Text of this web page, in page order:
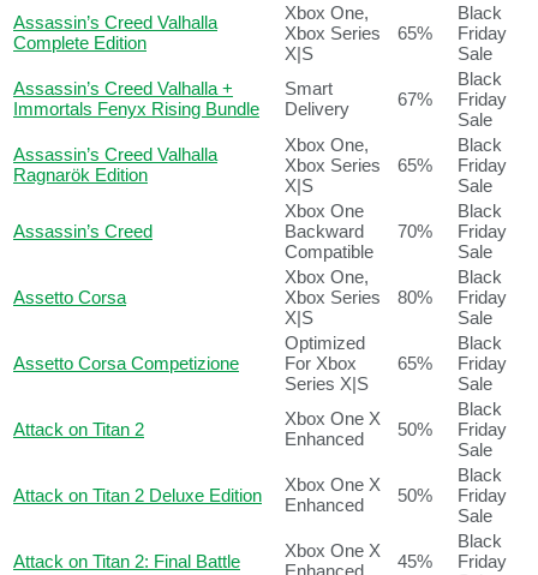
Assassin’s Creed Valhalla
Complete Edition
Xbox One,
Xbox Series
X|S
65%
Black
Friday
Sale
Assassin’s Creed Valhalla +
Immortals Fenyx Rising Bundle
Smart
Delivery
67%
Black
Friday
Sale
Assassin’s Creed Valhalla
Ragnarök Edition
Xbox One,
Xbox Series
X|S
65%
Black
Friday
Sale
Assassin’s Creed
Xbox One
Backward
Compatible
70%
Black
Friday
Sale
Assetto Corsa
Xbox One,
Xbox Series
X|S
80%
Black
Friday
Sale
Assetto Corsa Competizione
Optimized
For Xbox
Series X|S
65%
Black
Friday
Sale
Attack on Titan 2
Xbox One X
Enhanced
50%
Black
Friday
Sale
Attack on Titan 2 Deluxe Edition
Xbox One X
Enhanced
50%
Black
Friday
Sale
Attack on Titan 2: Final Battle
Xbox One X
Enhanced
45%
Black
Friday